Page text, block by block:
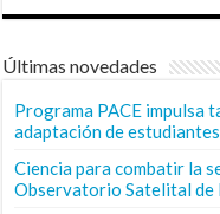
Últimas novedades
Programa PACE impulsa
adaptación de
Ciencia para combatir la
Observatorio Satelital de